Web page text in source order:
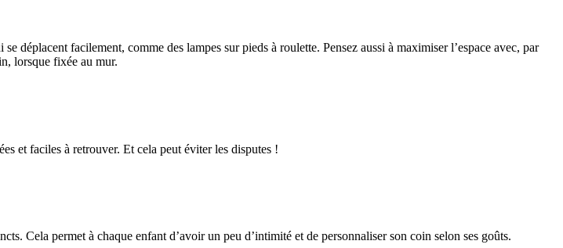
déplacent facilement, comme des lampes sur pieds à roulette. Pensez aussi à maximiser l’espace avec, par
lorsque fixée au mur.
et faciles à retrouver. Et cela peut éviter les disputes !
Cela permet à chaque enfant d’avoir un peu d’intimité et de personnaliser son coin selon ses goûts.